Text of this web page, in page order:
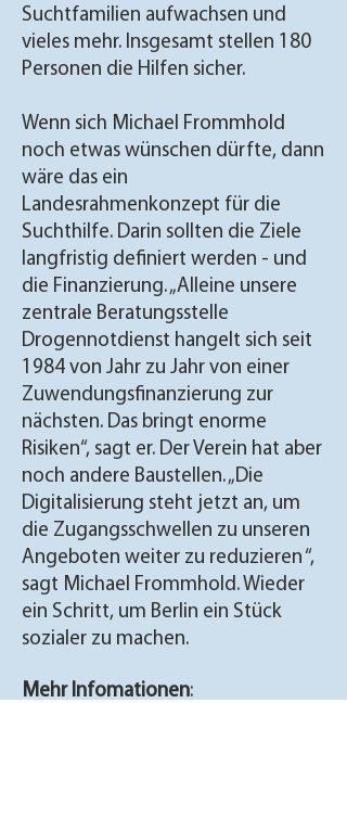
Suchtfamilien aufwachsen und
vieles mehr. Insgesamt stellen 180
Personen die Hilfen sicher.
Wenn sich Michael Frommhold
noch etwas wünschen dürfte, dann
wäre das ein
Landesrahmenkonzept für die
Suchthilfe. Darin sollten die Ziele
langfristig definiert werden - und
die Finanzierung. „Alleine unsere
zentrale Beratungsstelle
Drogennotdienst hangelt sich seit
1984 von Jahr zu Jahr von einer
Zuwendungsfinanzierung zur
nächsten. Das bringt enorme
Risiken“, sagt er. Der Verein hat aber
noch andere Baustellen. „Die
Digitalisierung steht jetzt an, um
die Zugangsschwellen zu unseren
Angeboten weiter zu reduzieren “,
sagt Michael Frommhold. Wieder
ein Schritt, um Berlin ein Stück
sozialer zu machen.
Mehr Infomationen: